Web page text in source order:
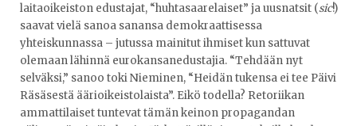
laitaoikeiston edustajat, “huhtasaarelaiset” ja uusnatsit (sic!)
saavat vielä sanoa sanansa demokraattisessa
yhteiskunnassa – jutussa mainitut ihmiset kun sattuvat
olemaan lähinnä eurokansanedustajia. “Tehdään nyt
selväksi,” sanoo toki Nieminen, “Heidän tukensa ei tee Päivi
Räsäsestä äärioikeistolaista”. Eikö todella? Retoriikan
ammattilaiset tuntevat tämän keinon propagandan